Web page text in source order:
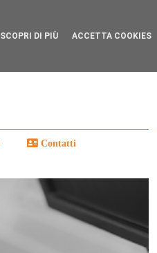
Contatti
SCOPRI DI PIÙ ACCETTA COOKIES